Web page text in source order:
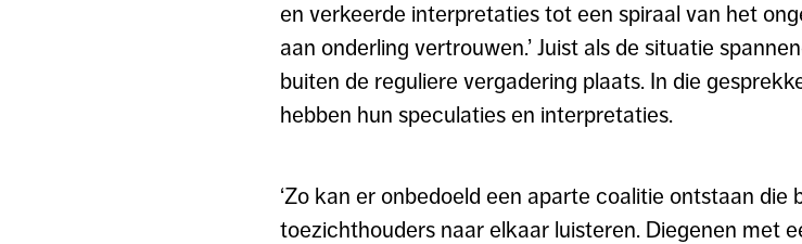
en verkeerde interpretaties tot een spiraal van het
aan onderling vertrouwen.’ Juist als de situatie
buiten de reguliere vergadering plaats. In die
hebben hun speculaties en interpretaties.
‘Zo kan er onbedoeld een aparte coalitie ontstaan die
toezichthouders naar elkaar luisteren. Diegenen met